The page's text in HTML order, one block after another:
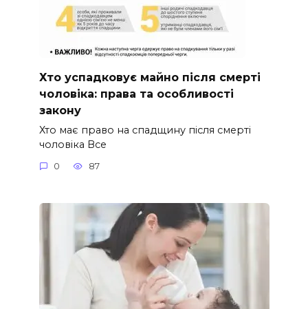
Хто успадковує майно після смерті
чоловіка: права та особливості
закону
Хто має право на спадщину після смерті
чоловіка Все
0 87